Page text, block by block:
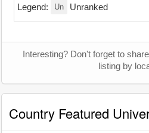
Legend: Un Unranked
Interesting? Don't forget to
listing by
Country Featured